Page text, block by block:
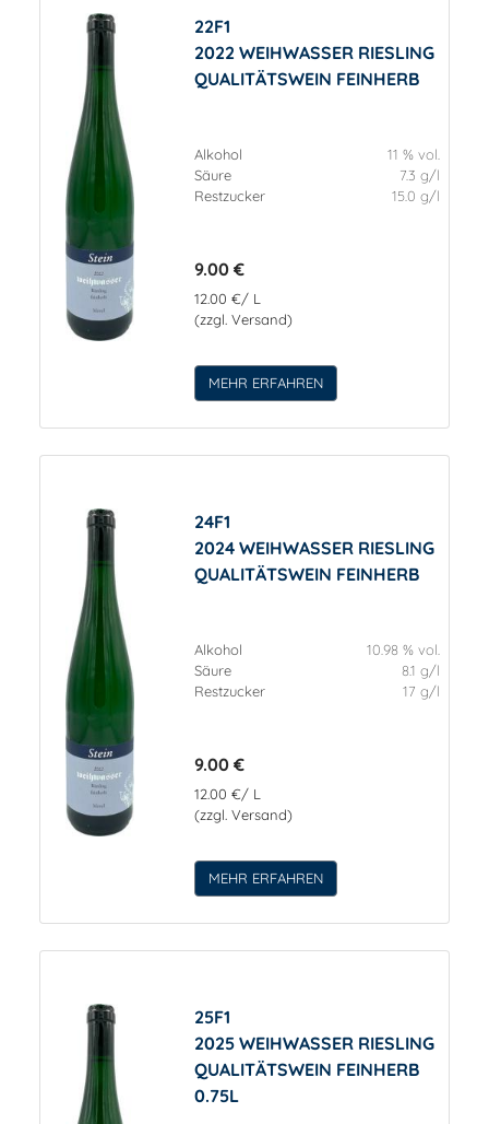
22F1
2022 WEIHWASSER RIESLING
QUALITÄTSWEIN FEINHERB
Alkohol
11 % vol.
Säure
7.3 g/l
Restzucker
15.0 g/l
9.00 €
12.00 €/ L
(zzgl. Versand)
MEHR ERFAHREN
24F1
2024 WEIHWASSER RIESLING
QUALITÄTSWEIN FEINHERB
Alkohol
10.98 % vol.
Säure
8.1 g/l
Restzucker
17 g/l
9.00 €
12.00 €/ L
(zzgl. Versand)
MEHR ERFAHREN
25F1
2025 WEIHWASSER RIESLING
QUALITÄTSWEIN FEINHERB
0.75L